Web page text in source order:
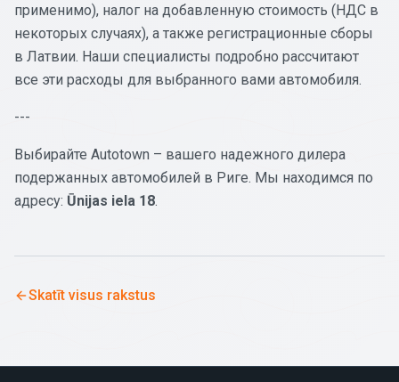
применимо), налог на добавленную стоимость (НДС в
некоторых случаях), а также регистрационные сборы
в Латвии. Наши специалисты подробно рассчитают
все эти расходы для выбранного вами автомобиля.
---
Выбирайте Autotown – вашего надежного дилера
подержанных автомобилей в Риге. Мы находимся по
адресу: Ūnijas iela 18.
Skatīt visus rakstus